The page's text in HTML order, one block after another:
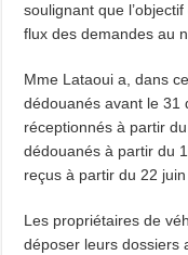
soulignant que
flux des demandes au
Mme Lataoui a, dans
dédouanés avant le 31
réceptionnés à partir
dédouanés à partir du
reçus à partir du 22 juin
Les propriétaires de
déposer leurs dossiers